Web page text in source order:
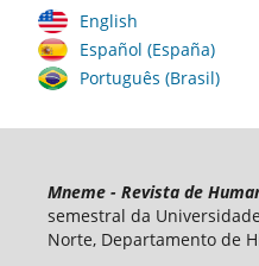
English
Español (España)
Português (Brasil)
Mneme - Revista de
semestral da
Norte, Departamento de